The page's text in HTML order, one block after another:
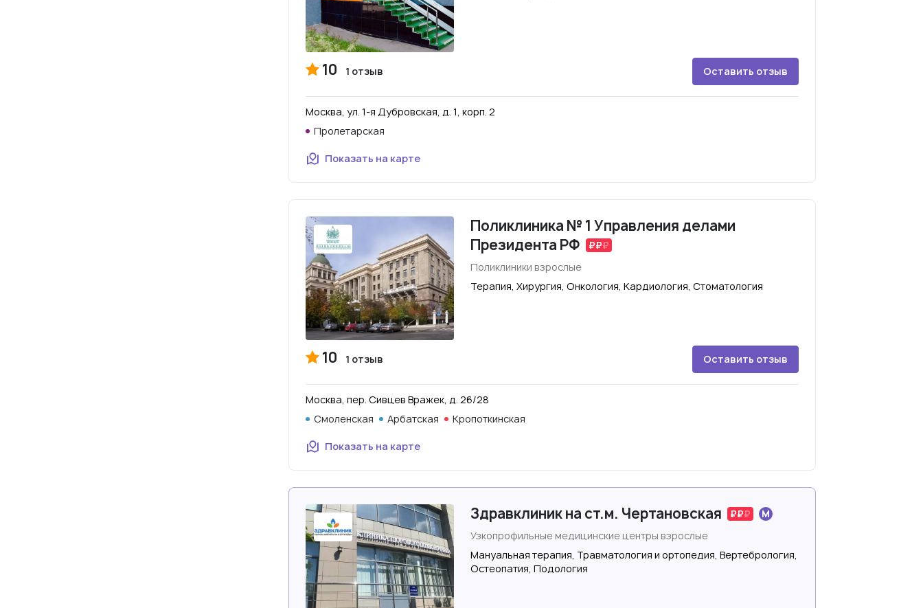
10 1 отзыв Оставить отзыв
Москва, ул. 1-я Дубровская, д. 1, корп. 2
Пролетарская
Показать на карте
Поликлиника № 1 Управления делами
Президента РФ
Поликлиники взрослые
Терапия, Хирургия, Онкология, Кардиология, Стоматология
10 1 отзыв Оставить отзыв
Москва, пер. Сивцев Вражек, д. 26/28
Смоленская
Арбатская Кропоткинская
Показать на карте
Здравклиник на ст.м. Чертановская
Узкопрофильные медицинские центры взрослые
Мануальная терапия, Травматология и ортопедия, Вертебрология,
Остеопатия, Подология